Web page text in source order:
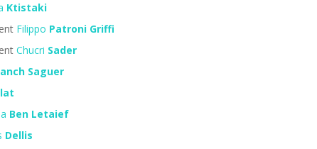
Ktistaki
Filippo Patroni Griffi
Chucri Sader
Saguer
Ben Letaief
Dellis